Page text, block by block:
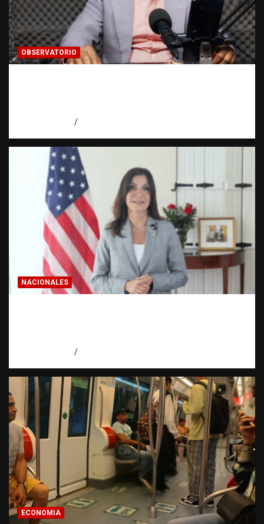
OBSERVATORIO
NACIONALES
ECONOMIA